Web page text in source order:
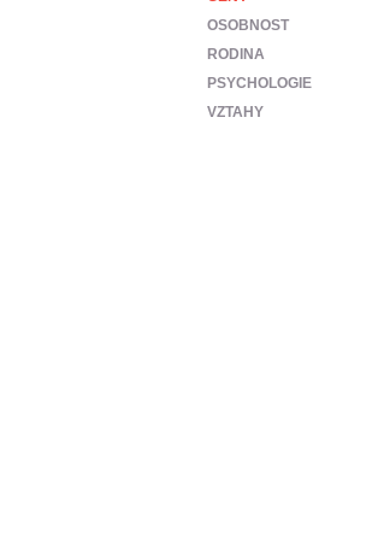
OSOBNOST
RODINA
PSYCHOLOGIE
VZTAHY